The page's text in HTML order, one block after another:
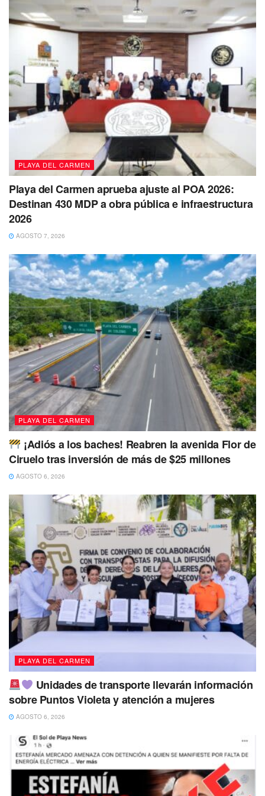
PLAYA DEL CARMEN
Playa del Carmen aprueba ajuste al POA 2026:
Destinan 430 MDP a obra pública e infraestructura
2026
AGOSTO 7, 2026
PLAYA DEL CARMEN
¡Adiós a los baches! Reabren la avenida Flor de
Ciruelo tras inversión de más de $25 millones
AGOSTO 6, 2026
PLAYA DEL CARMEN
Unidades de transporte llevarán información
sobre Puntos Violeta y atención a mujeres
AGOSTO 6, 2026